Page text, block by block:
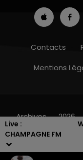
Live :
CHAMPAGNE FM
Contacts
Mentions
Archives 2026